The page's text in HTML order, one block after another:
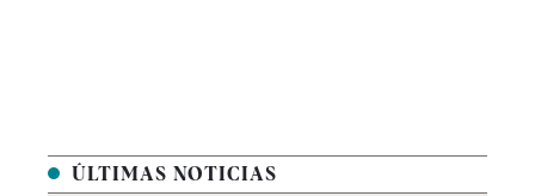
ÚLTIMAS NOTICIAS